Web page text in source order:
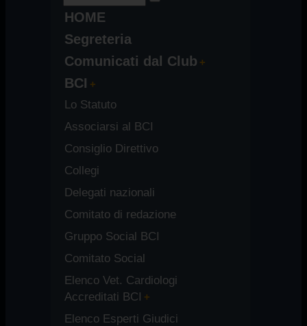
HOME
Segreteria
Comunicati dal Club
BCI
Lo Statuto
Associarsi al BCI
Consiglio Direttivo
Collegi
Delegati nazionali
Comitato di redazione
Gruppo Social BCI
Comitato Social
Elenco Vet. Cardiologi
Accreditati BCI
Elenco Esperti Giudici